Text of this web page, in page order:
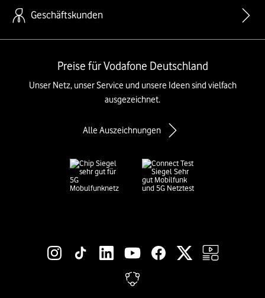
Geschäftskunden
Preise für Vodafone Deutschland
Unser Netz, unser Service und unsere Ideen sind vielfach
ausgezeichnet.
Alle Auszeichnungen